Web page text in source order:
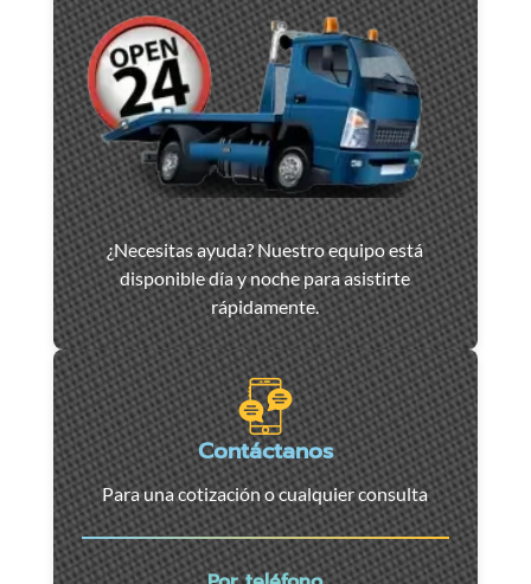
Asistencia
y
remolque
de
coches
en
Marsella
-
Servicio
24/7
para
coches,
¿Necesitas ayuda? Nuestro equipo está
disponible día y noche para asistirte
rápidamente.
Contáctanos
Para una cotización o cualquier consulta